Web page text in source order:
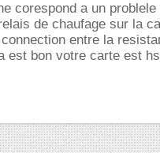
corespond a un
de chaufage sur la
entre la
est bon votre carte est hs